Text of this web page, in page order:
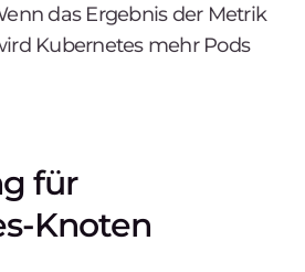
das Ergebnis der Metrik
Kubernetes mehr Pods
für
Knoten